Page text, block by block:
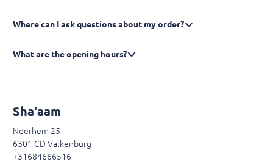
Where can I ask questions about my order?
What are the opening hours?
Sha'aam
Neerhem 25
6301 CD Valkenburg
+31684666516